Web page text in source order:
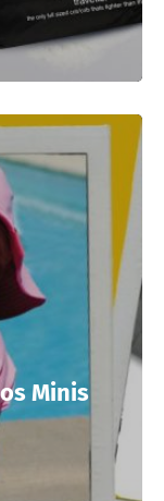
Minis